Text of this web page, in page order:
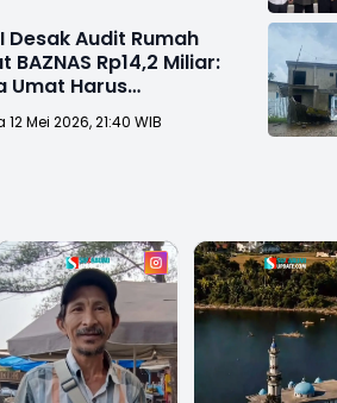
Desak Audit Rumah
BAZNAS Rp14,2 Miliar:
Umat Harus
Mei 2026, 21:40 WIB